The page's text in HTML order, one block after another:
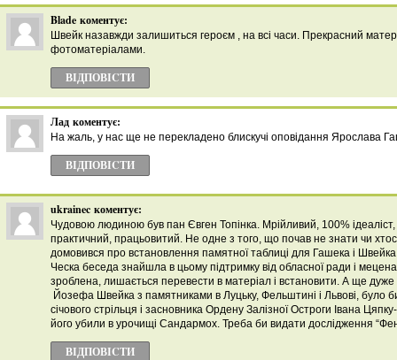
Blade коментує:
Швейк назавжди залишиться героєм , на всі часи. Прекрасний
фотоматеріалами.
ВІДПОВІCТИ
Лад коментує:
На жаль, у нас ще не перекладено блискучі оповідання Ярослава
ВІДПОВІCТИ
ukrainec коментує:
Чудовою людиною був пан Євген Топінка. Мрійливий, 100%
практичний, працьовитий. Не одне з того, що почав не знати чи
домовився про встановлення памятної таблиці для Гашека і
Ческа беседа знайшла в цьому підтримку від обласної ради і
зроблена, лишається перевести в матеріал і встановити. А ще дуже
Йозефа Швейка з памятниками в Луцьку, Фельштині і Львові, було
січового стрільця і засновника Ордену Залізної Остроги Івана
його убили в урочищі Сандармох. Треба би видати дослідження
ВІДПОВІCТИ